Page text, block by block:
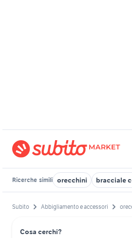
Ricerche simili orecchini bracciale
Subito Abbigliamento e accessori
Cosa cerchi?